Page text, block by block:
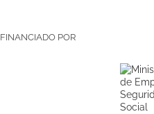
FINANCIADO POR